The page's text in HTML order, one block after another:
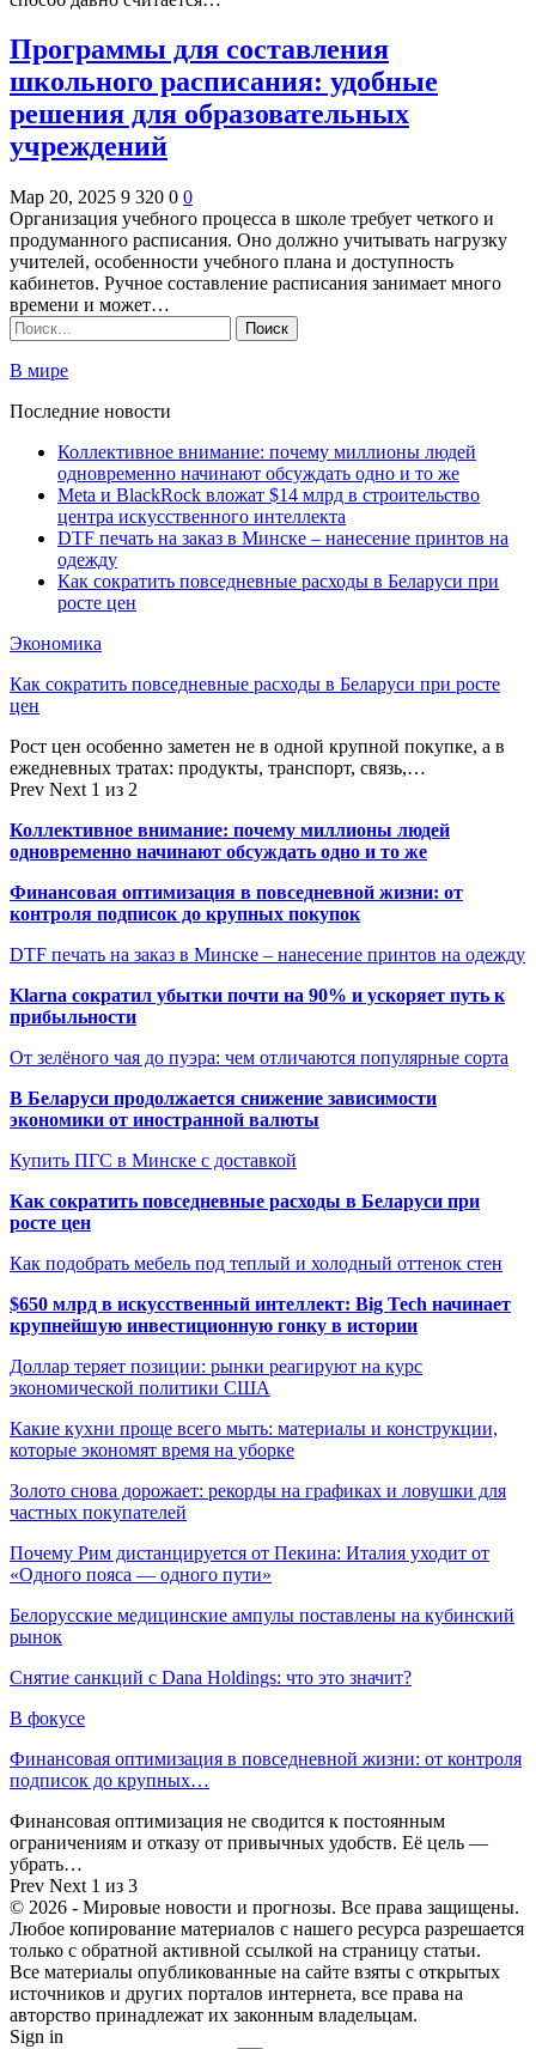
Программы для составления
школьного расписания: удобные
решения для образовательных
учреждений
Мар 20, 2025 9 320 0 0
Организация учебного процесса в школе требует четкого и
продуманного расписания. Оно должно учитывать нагрузку
учителей, особенности учебного плана и доступность
кабинетов. Ручное составление расписания занимает много
времени и может…
В мире
Последние новости
Коллективное внимание: почему миллионы людей
одновременно начинают обсуждать одно и то же
Meta и BlackRock вложат $14 млрд в строительство
центра искусственного интеллекта
DTF печать на заказ в Минске – нанесение принтов на
одежду
Как сократить повседневные расходы в Беларуси при
росте цен
Экономика
Как сократить повседневные расходы в Беларуси при росте
цен
Рост цен особенно заметен не в одной крупной покупке, а в
ежедневных тратах: продукты, транспорт, связь,…
Prev Next 1 из 2
Коллективное внимание: почему миллионы людей
одновременно начинают обсуждать одно и то же
Финансовая оптимизация в повседневной жизни: от
контроля подписок до крупных покупок
DTF печать на заказ в Минске – нанесение принтов на одежду
Klarna сократил убытки почти на 90% и ускоряет путь к
прибыльности
От зелёного чая до пуэра: чем отличаются популярные сорта
В Беларуси продолжается снижение зависимости
экономики от иностранной валюты
Купить ПГС в Минске с доставкой
Как сократить повседневные расходы в Беларуси при
росте цен
Как подобрать мебель под теплый и холодный оттенок стен
$650 млрд в искусственный интеллект: Big Tech начинает
крупнейшую инвестиционную гонку в истории
Доллар теряет позиции: рынки реагируют на курс
экономической политики США
Какие кухни проще всего мыть: материалы и конструкции,
которые экономят время на уборке
Золото снова дорожает: рекорды на графиках и ловушки для
частных покупателей
Почему Рим дистанцируется от Пекина: Италия уходит от
«Одного пояса — одного пути»
Белорусские медицинские ампулы поставлены на кубинский
рынок
Снятие санкций с Dana Holdings: что это значит?
В фокусе
Финансовая оптимизация в повседневной жизни: от контроля
подписок до крупных…
Финансовая оптимизация не сводится к постоянным
ограничениям и отказу от привычных удобств. Её цель —
убрать…
Prev Next 1 из 3
© 2026 - Мировые новости и прогнозы. Все права защищены.
Любое копирование материалов с нашего ресурса разрешается
только с обратной активной ссылкой на страницу статьи.
Все материалы опубликованные на сайте взяты с открытых
источников и других порталов интернета, все права на
авторство принадлежат их законным владельцам.
Sign in